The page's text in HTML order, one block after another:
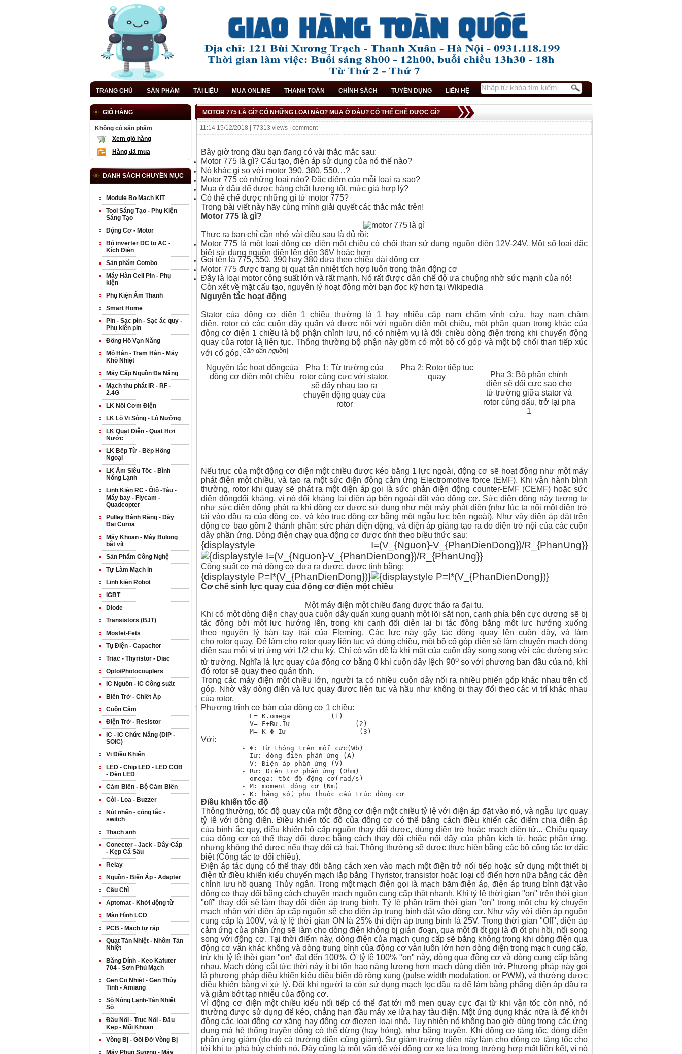
TRANG CHỦ SẢN PHẨM TÀI LIỆU MUA ONLINE THANH TOÁN CHÍNH SÁCH TUYỂN DỤNG LIÊN HỆ
MOTOR 775 LÀ GÌ? CÓ NHỮNG LOẠI NÀO? MUA Ở ĐÂU? CÓ THỂ CHẾ ĐƯỢC GÌ?
11:14 15/12/2018 | 77313 views | comment
Bây giờ trong đầu bạn đang có vài thắc mắc sau:
Motor 775 là gì? Cấu tạo, điện áp sử dụng của nó thế nào?
Nó khác gì so với motor 390, 380, 550…?
Motor 775 có những loại nào? Đặc điểm của mỗi loại ra sao?
Mua ở đâu để được hàng chất lượng tốt, mức giá hợp lý?
Có thể chế được những gì từ motor 775?
Trong bài viết này hãy cùng mình giải quyết các thắc mắc trên!
Motor 775 là gì?
Thực ra bạn chỉ cần nhớ vài điều sau là đủ rồi:
Motor 775 là một loại động cơ điện một chiều có chổi than sử dụng nguồn điện 12V-24V. Một số loại đặc
biệt sử dụng nguồn điện lên đến 36V hoặc hơn
Gọi tên là 775, 550, 390 hay 380 dựa theo chiều dài động cơ
Motor 775 được trang bị quạt tản nhiệt tích hợp luôn trong thân động cơ
Đây là loại motor công suất lớn và rất mạnh. Nó rất được dân chế độ ưa chuộng nhờ sức mạnh của nó!
Còn xét về mặt cấu tạo, nguyên lý hoạt động mời bạn đọc kỹ hơn tại Wikipedia
Nguyên tắc hoạt động
Statorcủa động cơ điện 1 chiều thường là 1 hay nhiều cặp nam châm vĩnh cửu, hay nam châm
điện, rotorcó các cuộn dây quấn và được nối với nguồn điện một chiều, một phần quan trọng khác của
động cơ điện 1 chiều là bộ phận chỉnh lưu, nó có nhiệm vụ là đổi chiều dòng điện trong khi chuyển động
quay của rotor là liên tục. Thông thường bộ phận này gồm có một bộ cổ góp và một bộ chổi than tiếp xúc
với cổ góp. [cần dẫn nguồn]
Nguyên tắc hoạt độngcủa
động cơ điện một chiều
Pha 1: Từ trường của
rotor cùng cực với stator,
sẽ đẩy nhau tạo ra
chuyển động quay của
rotor
Pha 2: Rotor tiếp tục
quay
Pha 3: Bộ phận chỉnh
điện sẽ đổi cực sao cho
từ trường giữa stator và
rotor cùng dấu, trở lại pha
1
Nếu trục của một động cơ điện một chiều được kéo bằng 1 lực ngoài, động cơ sẽ hoạt động như một máy
phát điện một chiều, và tạo ra một sức điện động cảm ứng Electromotive force (EMF). Khi vận hành bình
thường, rotor khi quay sẽ phát ra một điện áp gọi là sức phản điện động counter-EMF (CEMF) hoặc sức
điện độngđối kháng, vì nó đối kháng lại điện áp bên ngoài đặt vào động cơ. Sức điện động này tương tự
như sức điện động phát ra khi động cơ được sử dụng như một máy phát điện (như lúc ta nối một điện trở
tải vào đầu ra của động cơ, và kéo trục động cơ bằng một ngẫu lực bên ngoài). Như vậy điện áp đặt trên
động cơ bao gồm 2 thành phần: sức phản điện động, và điện áp giáng tạo ra do điện trở nội của các cuộn
dây phần ứng. Dòng điện chạy qua động cơ được tính theo biều thức sau:
{displaystyle I=(V_{Nguon}-V_{PhanDienDong})/R_{PhanUng}}
Công suất cơ mà động cơ đưa ra được, được tính bằng:
{displaystyle P=I*(V_{PhanDienDong})}
Cơ chế sinh lực quay của động cơ điện một chiều
Một máy điện một chiều đang được tháo ra đại tu.
Khi có một dòng điện chạy qua cuộn dây quấn xung quanh một lõisắtnon, cạnh phía bên cực dương sẽ bị
tác động bởi một
lực hướng lên, trong khi cạnh đối diện lại bị tác động bằng một lực hướng xuống
theo nguyên lý bàn tay trái của Fleming. Các lực này gây tác động quay lên cuộn dây, và làm
cho rotor quay. Để làm cho rotor quay liên tục và đúng chiều, một bộ cổ góp điện sẽ làm chuyển mạch dòng
điện sau mỗi vị trí ứng với 1/2 chu kỳ. Chỉ có vấn đề là khi mặt của cuộn dây song song với các đường sức
từ trường. Nghĩa là lực quay của động cơ bằng 0 khi cuộn dây lệch 90oso với phương ban đầu của nó, khi
đó rotor sẽ quay theo quán tính.
Trong các máy điện một chiều lớn, người ta có nhiều cuộn dây nối ra nhiều phiến góp khác nhau trên cổ
góp. Nhờ vậy dòng điện và lực quay được liên tục và hầu như không bị thay đổi theo các vị trí khác nhau
của rotor.
Phương trình cơ bản của động cơ 1 chiều:
            E= K.
omega
          (1)
            V= E+Rư.Iư                (2)
Với:
          - Φ:
Từ thông trên mỗi cực(Wb)
          - Iư: dòng điện phần ứng (A)
          - V:
Điện áp phần ứng (V)
          - Rư:
Điện trở phần ứng (Ohm)
          - omega:
tốc độ động cơ(rad/s)
          - M:
moment động cơ (Nm)
          - K:
hằng số , phụ thuộc cấu trúc động cơ
Điều khiển tốc độ
Thông thường, tốc độ quay của một động cơ điện một chiều tỷ lệ với điện áp đặt vào nó, và ngẫu lực quay
tỷ lệ với dòng điện. Điều khiển tốc độ của động cơ có thể bằng cách điều khiển các điểm chia điện áp
của bình ắc quy, điều khiển bộ cấp nguồn thay đổi được, dùng điện trở hoặc mạch điện tử... Chiều quay
của động cơ có thể thay đổi được bằng cách thay đồi chiều nối dây của phần kích từ, hoặc phần ứng,
nhưng không thể được nếu thay đổi cả hai. Thông thường sẽ được thực hiện bằng các bộ công tắc tơ đặc
biệt (Công tắc tơ đổi chiều).
Điện áp tác dụng có thể thay đổi bằng cách xen vào mạch một điện trở nối tiếp hoặc sử dụng một thiết bị
điện tử điều khiển kiểu chuyển mạch lắp bằng Thyristor, transistor hoặc loại cổ điển hơn nữa bằng các đèn
chỉnh lưu hồ quang Thủy ngân. Trong một mạch điện gọi là mạch băm điện áp, điện áp trung bình đặt vào
động cơ thay đổi bằng cách chuyển mạch nguồn cung cấp thật nhanh. Khi tỷ lệ thời gian "on" trên thời gian
"off" thay đổi sẽ làm thay đổi điện áp trung bình. Tỷ lệ phần trăm thời gian "on" trong một chu kỳ chuyển
mạch nhân với điện áp cấp nguồn sẽ cho điện áp trung bình đặt vào động cơ. Như vậy với điện áp nguồn
cung cấp là 100V, và tỷ lệ thời gian ON là 25% thì điện áp trung bình là 25V. Trong thời gian "Off", điện áp
cảm ứng của phần ứng sẽ làm cho dòng điện không bị gián đoạn, qua một đi ốt gọi là đi ốt phi hồi, nối song
song với động cơ. Tại thời điểm này, dòng điện của mạch cung cấp sẽ bằng không trong khi dòng điện qua
động cơ vẫn khác không và dòng trung bình của động cơ vẫn luôn lớn hơn dòng điện trong mạch cung cấp,
trừ khi tỷ lệ thời gian "on" đạt đến 100%. Ở tỷ lệ 100% "on" này, dòng qua động cơ và dòng cung cấp bằng
nhau. Mạch đóng cắt tức thời này ít bị tổn hao năng lượng hơn mạch dùng điện trở. Phương pháp này gọi
là phương pháp điều khiển kiểu điều biến độ rộng xung (pulse width modulation, or PWM), và thường được
điều khiển bằng vi xử lý. Đôi khi người ta còn sử dụng mạch lọc đầu ra để làm bằng phẳng điện áp đầu ra
và giảm bớt tạp nhiễu của động cơ.
Vì động cơ điện một chiều kiểu nối tiếp có thể đạt tới mô men quay cực đại từ khi vận tốc còn nhỏ, nó
thường được sử dụng để kéo, chẳng hạn đầu máy xe lửa hay tàu điện. Một ứng dụng khác nữa là để khởi
động các loại động cơ xăng hay động cơ điezen loại nhỏ. Tuy nhiên nó không bao giờ dùng trong các ứng
dụng mà hệ thống truyền động có thể dừng (hay hỏng), như băng truyền. Khi động cơ tăng tốc, dòng điện
phần ứng giảm (do đó cả trường điện cũng giảm). Sự giảm trường điện này làm cho động cơ tăng tốc cho
tới khi tự phá hủy chính nó. Đây cũng là một vấn đề với động cơ xe lửa trong trường hợp mất liên kết, vì nó
GIỎ HÀNG
Không có sản phẩm
Xem giỏ hàng
Hàng đã mua
DANH SÁCH CHUYÊN MỤC
Module Bo Mạch KIT
Tool Sáng Tạo - Phụ Kiện
Sáng Tạo
Động Cơ - Motor
Bộ inverter DC to AC -
Kích Điện
Sản phẩm Combo
Máy Hàn Cell Pin - Phụ
kiện
Phụ Kiện Âm Thanh
Smart Home
Pin - Sạc pin - Sạc ác quy -
Phụ kiện pin
Đồng Hồ Vạn Năng
Mỏ Hàn - Trạm Hàn - Máy
Khò Nhiệt
Máy Cấp Nguồn Đa Năng
Mạch thu phát IR - RF -
2.4G
LK Nồi Cơm Điện
LK Lò Vi Sóng - Lò Nướng
LK Quạt Điện - Quạt Hơi
Nước
LK Bếp Từ - Bếp Hồng
Ngoại
LK Ấm Siêu Tốc - Bình
Nóng Lạnh
Linh Kiện RC - Ôtô -Tàu -
Máy bay - Flycam -
Quadcopter
Pulley Bánh Răng - Dây
Đai Curoa
Máy Khoan - Máy Bulong
bắt vít
Sản Phẩm Công Nghệ
Tự Làm Mạch in
Linh kiện Robot
IGBT
Diode
Transistors (BJT)
Mosfet-Fets
Tụ Điện - Capacitor
Triac - Thyristor - Diac
Opto/Photocouplers
IC Nguồn - IC Công suất
Biến Trở - Chiết Áp
Cuộn Cảm
Điện Trở - Resistor
IC - IC Chức Năng (DIP -
SOIC)
Vi Điều Khiển
LED - Chip LED - LED COB
- Đèn LED
Cảm Biến - Bộ Cảm Biến
Còi - Loa - Buzzer
Nút nhấn - công tắc -
switch
Thạch anh
Conecter - Jack - Dây Cáp
- Kẹp Cá Sấu
Relay
Nguồn - Biến Áp - Adapter
Cầu Chì
Aptomat - Khởi động từ
Màn Hình LCD
PCB - Mạch tự ráp
Quạt Tản Nhiệt - Nhôm Tản
Nhiệt
Băng Dính - Keo Kafuter
704 - Sơn Phủ Mạch
Gen Co Nhiệt - Gen Thủy
Tinh - Amiang
Sò Nóng Lạnh-Tản Nhiệt
Sò
Đầu Nối - Trục Nối - Đầu
Kẹp - Mũi Khoan
Vòng Bị - Gối Đỡ Vòng Bị
Máy Phun Sương - Máy